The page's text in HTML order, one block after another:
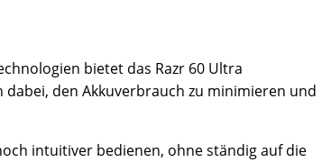
bietet das Razr 60 Ultra
den Akkuverbrauch zu minimieren und
intuitiver bedienen, ohne ständig auf die